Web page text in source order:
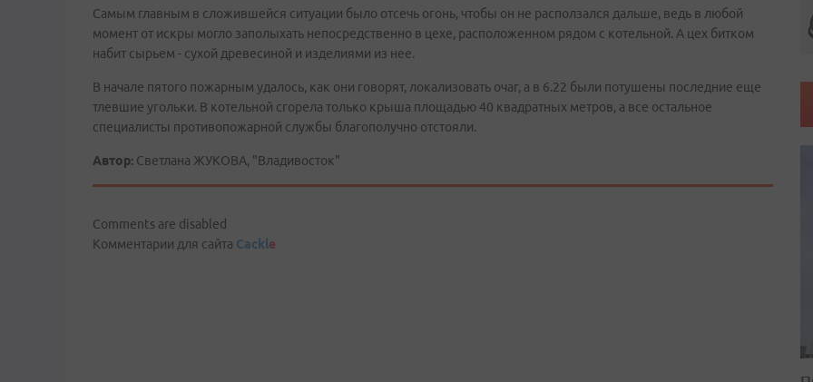
Самым главным в сложившейся ситуации было отсечь огонь, чтобы он не расползался дальше, ведь в любой
момент от искры могло заполыхать непосредственно в цехе, расположенном рядом с котельной. А цех битком
набит сырьем - сухой древесиной и изделиями из нее.
В начале пятого пожарным удалось, как они говорят, локализовать очаг, а в 6.22 были потушены последние еще
тлевшие угольки. В котельной сгорела только крыша площадью 40 квадратных метров, а все остальное
специалисты противопожарной службы благополучно отстояли.
Автор: Светлана ЖУКОВА, "Владивосток"
Comments are disabled
Комментарии для сайта Cackle